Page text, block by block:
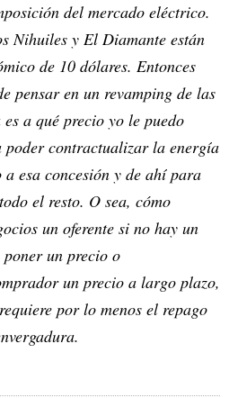
del mercado eléctrico.
Nihuiles y El Diamante están
de 10 dólares. Entonces
pensar en un revamping de las
a qué precio yo le puedo
poder contractualizar la energía
esa concesión y de ahí para
el resto. O sea, cómo
un oferente si no hay un
un precio o
un precio a largo plazo,
por lo menos el repago